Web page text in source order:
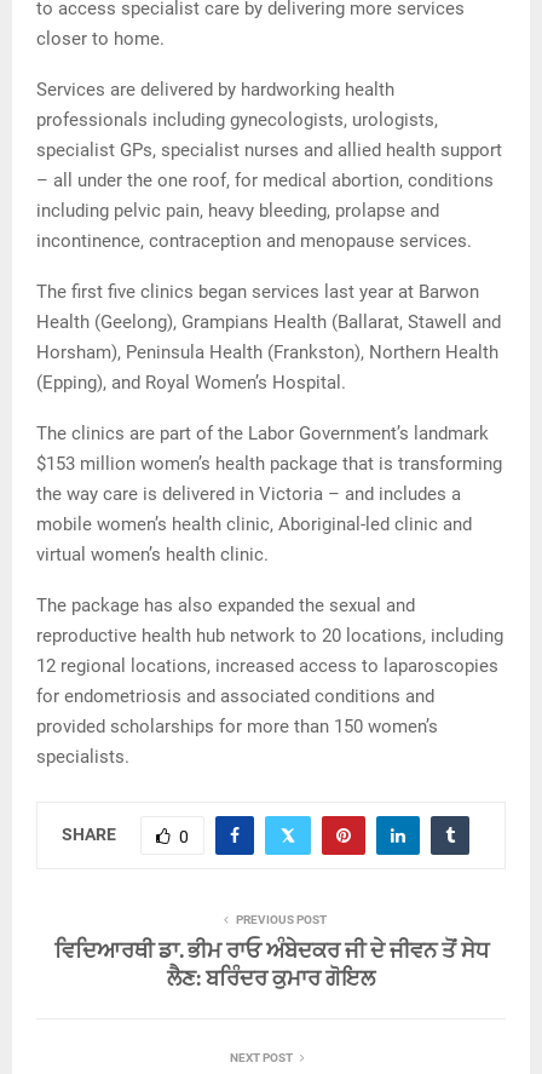
to access specialist care by delivering more services
closer to home.
Services are delivered by hardworking health
professionals including gynecologists, urologists,
specialist GPs, specialist nurses and allied health support
– all under the one roof, for medical abortion, conditions
including pelvic pain, heavy bleeding, prolapse and
incontinence, contraception and menopause services.
The first five clinics began services last year at Barwon
Health (Geelong), Grampians Health (Ballarat, Stawell and
Horsham), Peninsula Health (Frankston), Northern Health
(Epping), and Royal Women’s Hospital.
The clinics are part of the Labor Government’s landmark
$153 million women’s health package that is transforming
the way care is delivered in Victoria – and includes a
mobile women’s health clinic, Aboriginal-led clinic and
virtual women’s health clinic.
The package has also expanded the sexual and
reproductive health hub network to 20 locations, including
12 regional locations, increased access to laparoscopies
for endometriosis and associated conditions and
provided scholarships for more than 150 women’s
specialists.
SHARE 0
PREVIOUS POST
ਵਿਦਿਆਰਥੀ ਡਾ. ਭੀਮ ਰਾਓ ਅੰਬੇਦਕਰ ਜੀ ਦੇ ਜੀਵਨ ਤੋਂ ਸੇਧ
ਲੈਣ: ਬਰਿੰਦਰ ਕੁਮਾਰ ਗੋਇਲ
NEXT POST